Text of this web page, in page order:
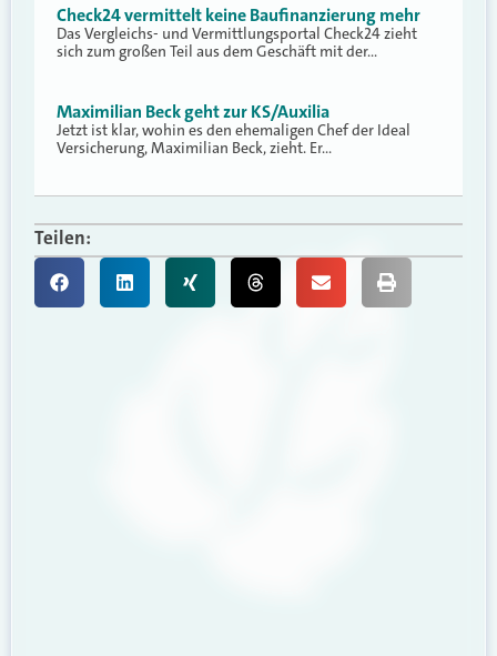
Check24 vermittelt keine Baufinanzierung mehr
Das Vergleichs- und Vermittlungsportal Check24 zieht
sich zum großen Teil aus dem Geschäft mit der…
Maximilian Beck geht zur KS/Auxilia
Jetzt ist klar, wohin es den ehemaligen Chef der Ideal
Versicherung, Maximilian Beck, zieht. Er…
Teilen: